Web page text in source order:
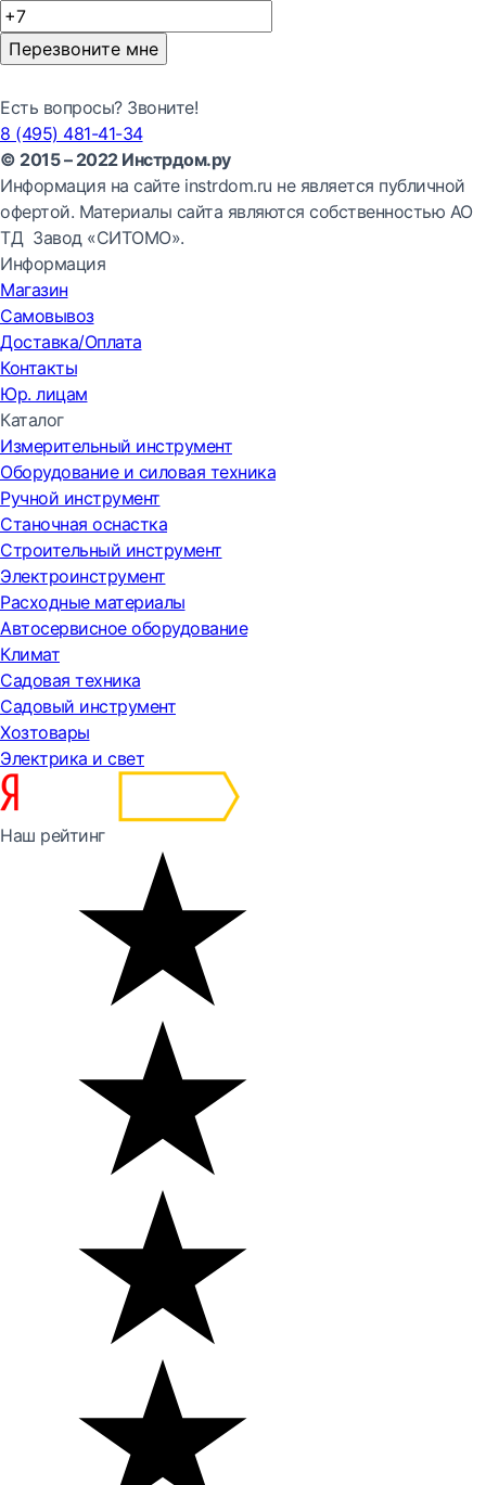
Перезвоните мне
Есть вопросы? Звоните!
8 (495) 481-41-34
© 2015 – 2022 Инстрдом.ру
Информация на сайте instrdom.ru не является публичной
офертой. Материалы сайта являются собственностью АО
ТД Завод «СИТОМО».
Информация
Магазин
Самовывоз
Доставка/Оплата
Контакты
Юр. лицам
Каталог
Измерительный инструмент
Оборудование и силовая техника
Ручной инструмент
Станочная оснастка
Строительный инструмент
Электроинструмент
Расходные материалы
Автосервисное оборудование
Климат
Садовая техника
Садовый инструмент
Хозтовары
Электрика и свет
Наш рейтинг